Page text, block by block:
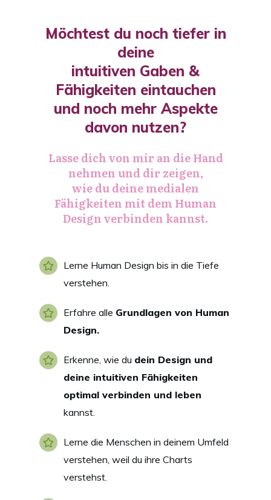
Möchtest du noch tiefer in
deine
intuitiven Gaben &
Fähigkeiten eintauchen
und noch mehr Aspekte
davon nutzen?
Lasse dich von mir an die Hand
nehmen und dir zeigen,
wie du deine medialen
Fähigkeiten mit dem Human
Design verbinden kannst.
Lerne Human Design bis in die Tiefe
verstehen.
Erfahre alle Grundlagen von Human
Design.
Erkenne, wie du dein Design und
deine intuitiven Fähigkeiten
optimal verbinden und leben
kannst.
Lerne die Menschen in deinem Umfeld
verstehen, weil du ihre Charts
verstehst.